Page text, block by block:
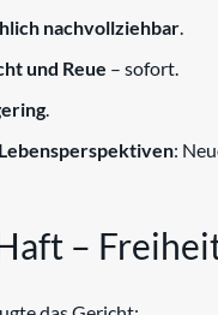
nachvollziehbar.
und Reue – sofort.
.
:
–